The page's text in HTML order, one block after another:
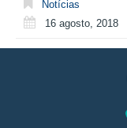
Notícias
16 agosto, 2018